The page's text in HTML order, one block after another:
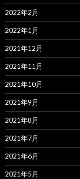
2022年2月
2022年1月
2021年12月
2021年11月
2021年10月
2021年9月
2021年8月
2021年7月
2021年6月
2021年5月